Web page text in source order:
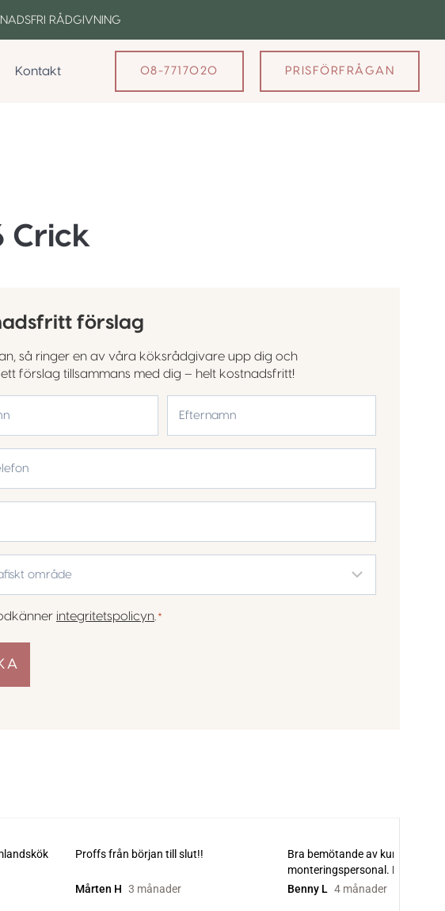
RÅDGIVNING
Kontakt 08-7717020 PRISFÖRFRÅGAN
Crick
förslag
så ringer en av våra köksrådgivare upp dig och
förslag tillsammans med dig – helt kostnadsfritt!
Efternamn
integritetspolicyn *